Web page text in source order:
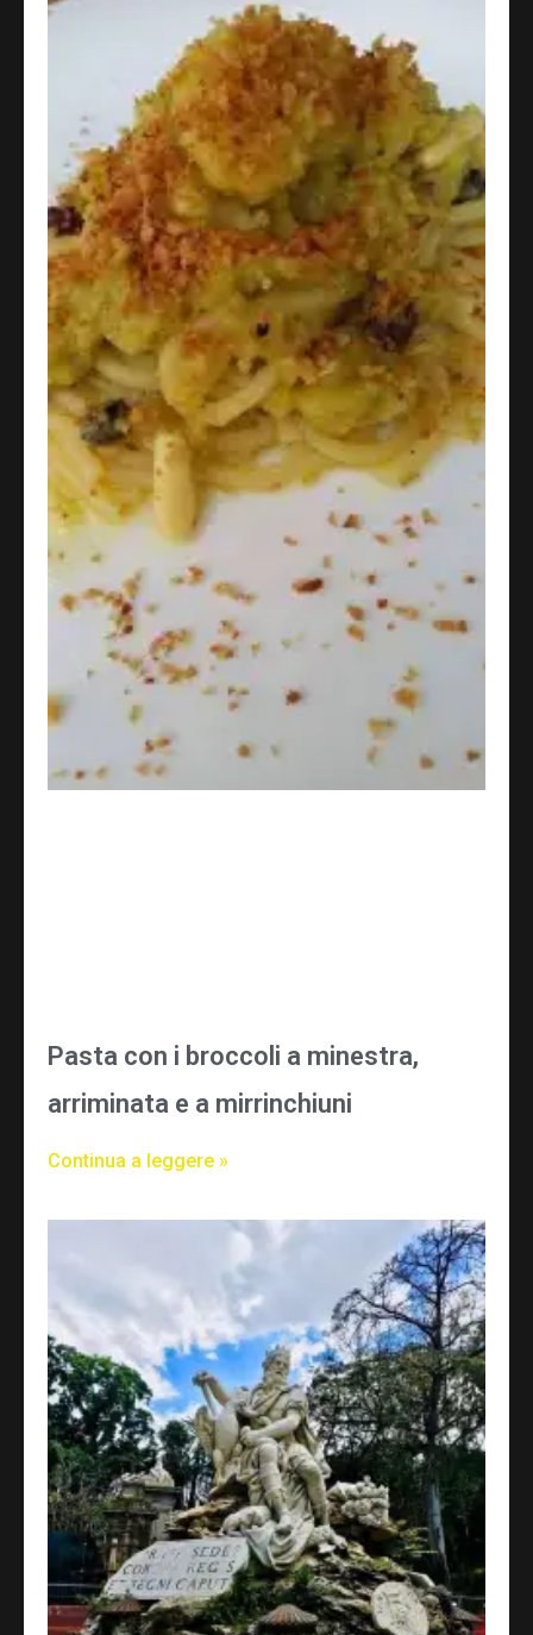
Pasta con i broccoli a minestra,
arriminata e a mirrinchiuni
Continua a leggere »